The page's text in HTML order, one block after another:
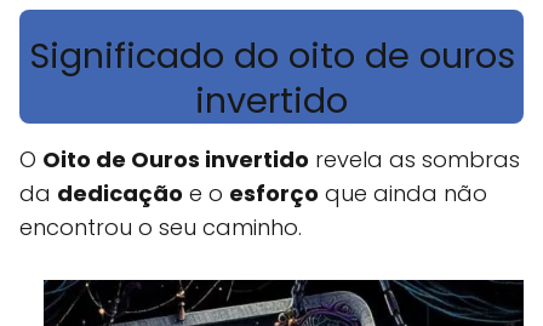
Significado do oito de ouros
invertido
O Oito de Ouros invertido revela as sombras
da dedicação e o esforço que ainda não
encontrou o seu caminho.